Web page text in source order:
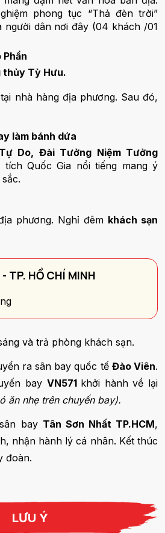
phong tục “Thả đèn trời”
người dân nơi đây (04 khách /01
thủy Tỳ Hưu.
nhà hàng địa phương. Sau đó,
làm bánh dứa
Do, Đài Tưởng Niệm Tưởng
tích Quốc Gia nổi tiếng mang ý
phương. Nghỉ đêm khách sạn
TP. HỒ CHÍ MINH
và trả phòng khách sạn.
ra sân bay quốc tế Đào Viên.
bay VN571 khởi hành về lại
ăn nhẹ trên chuyến bay).
bay Tân Sơn Nhất TP.HCM,
nhận hành lý cá nhân. Kết thúc
đoàn.
LƯU Ý